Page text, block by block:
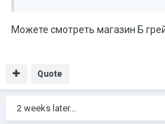
Можете смотреть магазин Б
Quote
2 weeks later...